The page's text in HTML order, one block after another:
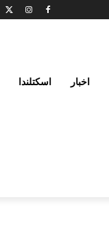
اخبار اسكتلندا